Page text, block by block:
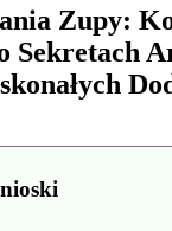
Zupy:
Sekretach